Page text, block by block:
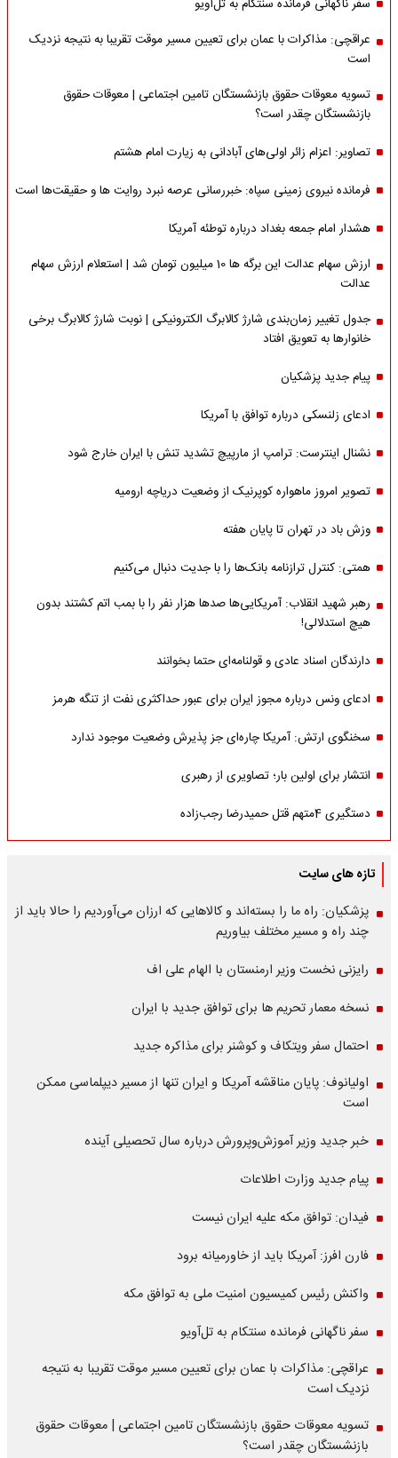
سفر ناگهانی فرمانده سنتکام به تل‌آویو
عراقچی: مذاکرات با عمان برای تعیین مسیر موقت تقریبا به نتیجه نزدیک
است
تسویه معوقات حقوق بازنشستگان تامین اجتماعی | معوقات حقوق
بازنشستگان چقدر است؟
تصاویر: اعزام زائر اولی‌های آبادانی به زیارت امام هشتم
فرمانده نیروی زمینی سپاه: خبررسانی عرصه نبرد روایت ها و حقیقت‌ها است
هشدار امام جمعه بغداد درباره توطئه آمریکا
ارزش سهام عدالت این برگه ها 10 میلیون تومان شد | استعلام ارزش سهام
عدالت
جدول تغییر زمان‌بندی شارژ کالابرگ الکترونیکی | نوبت شارژ کالابرگ برخی
خانوارها به تعویق افتاد
پیام جدید پزشکیان
ادعای زلنسکی درباره توافق با آمریکا
نشنال اینترست: ترامپ از مارپیچ تشدید تنش با ایران خارج شود
تصویر امروز ماهواره کوپرنیک از وضعیت دریاچه ارومیه
وزش باد در تهران تا پایان هفته
همتی: کنترل ترازنامه بانک‌ها را با جدیت دنبال می‌کنیم
رهبر شهید انقلاب: آمریکایی‌ها صدها هزار نفر را با بمب اتم کشتند بدون
هیچ استدلالی!
دارندگان اسناد عادی و قولنامه‌ای حتما بخوانند
ادعای ونس درباره مجوز ایران برای عبور حداکثری نفت از تنگه هرمز
سخنگوی ارتش: آمریکا چاره‌ای جز پذیرش وضعیت موجود ندارد
انتشار برای اولین بار؛ تصاویری از رهبری
دستگیری 4متهم قتل حمیدرضا رجب‌زاده
تازه های سایت
پزشکیان: راه ما را بسته‌اند و کالاهایی که ارزان می‌آوردیم را حالا باید از
چند راه و مسیر مختلف بیاوریم
رایزنی نخست وزیر ارمنستان با الهام علی اف
نسخه معمار تحریم ها برای توافق جدید با ایران
احتمال سفر ویتکاف و کوشنر برای مذاکره جدید
اولیانوف: پایان مناقشه آمریکا و ایران تنها از مسیر دیپلماسی ممکن
است
خبر جدید وزیر آموزش‌وپرورش درباره سال تحصیلی آینده
پیام جدید وزارت اطلاعات
فیدان: توافق مکه علیه ایران نیست
فارن افرز: آمریکا باید از خاورمیانه برود
واکنش رئیس کمیسیون امنیت ملی به توافق مکه
سفر ناگهانی فرمانده سنتکام به تل‌آویو
عراقچی: مذاکرات با عمان برای تعیین مسیر موقت تقریبا به نتیجه
نزدیک است
تسویه معوقات حقوق بازنشستگان تامین اجتماعی | معوقات حقوق
بازنشستگان چقدر است؟